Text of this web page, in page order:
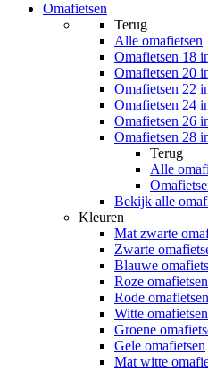
Omafietsen
Terug
Alle omafietsen
Omafietsen 18
Omafietsen 20
Omafietsen 22
Omafietsen 24
Omafietsen 26
Omafietsen 28
Terug
Alle
Bekijk alle
Kleuren
Mat zwarte
Zwarte
Blauwe
Roze omafietsen
Rode omafietsen
Witte omafietsen
Groene
Gele omafietsen
Mat witte